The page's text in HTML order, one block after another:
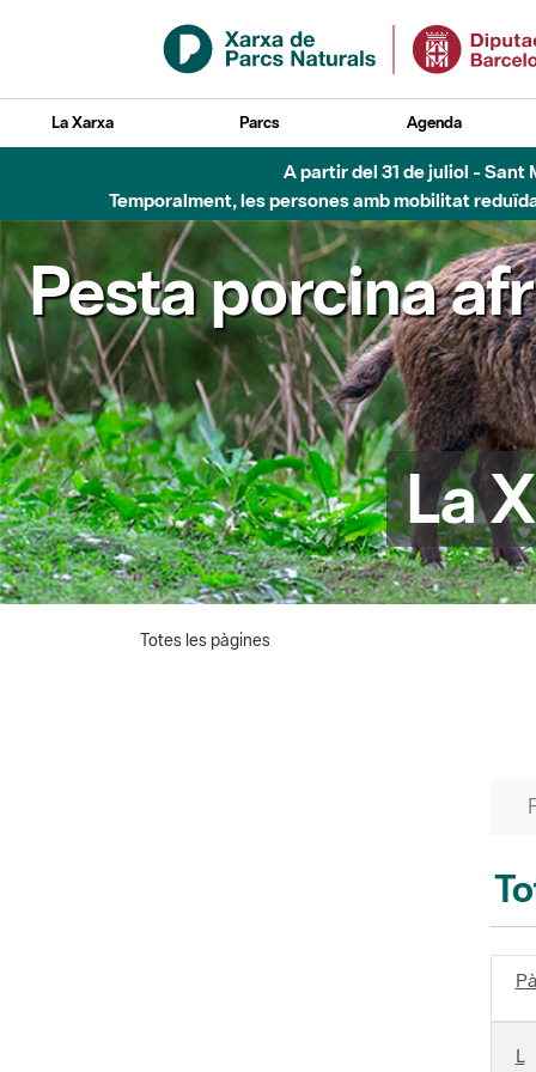
Salta al contingut principal
La Xarxa Parcs Agenda
Fins al desembre de 2026 - Parc
Pesta porcina
La
L